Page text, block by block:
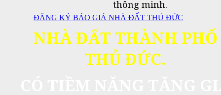
thông minh.
ĐĂNG KÝ BÁO GIÁ NHÀ ĐẤT THỦ ĐỨC
NHÀ ĐẤT THÀNH PHỐ
THỦ ĐỨC.